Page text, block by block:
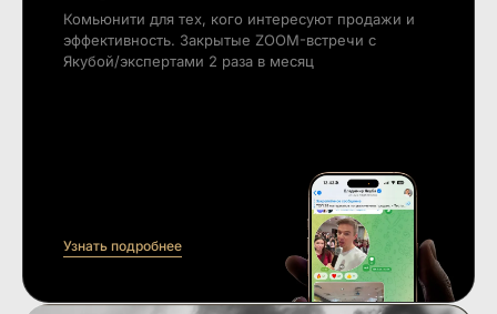
Комьюнити для тех, кого интересуют продажи и
эффективность. Закрытые ZOOM-встречи с
Якубой/экспертами 2 раза в месяц
Узнать подробнее